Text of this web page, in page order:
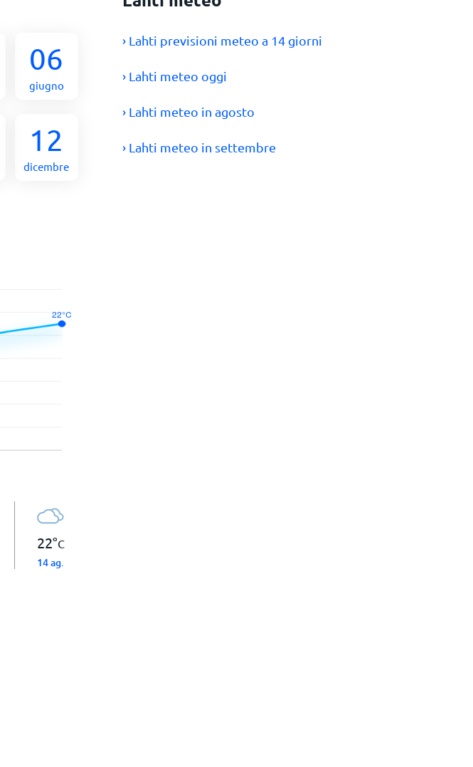
06
giugno
12
dicembre
› Lahti previsioni meteo a 14 giorni
› Lahti meteo oggi
› Lahti meteo in agosto
› Lahti meteo in settembre
22°C
14 ag.